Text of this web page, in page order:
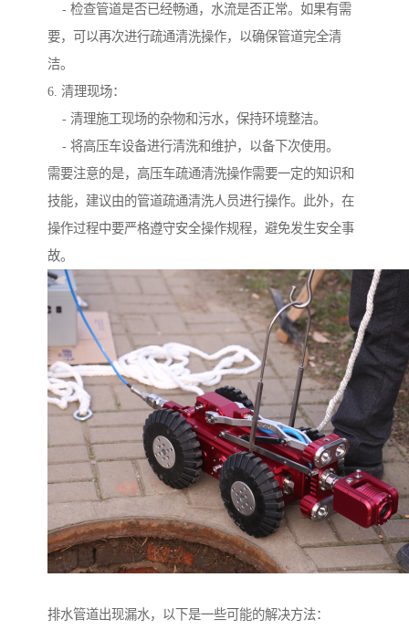
- 检查管道是否已经畅通，水流是否正常。如果有需
要，可以再次进行疏通清洗操作，以确保管道完全清
洁。
6. 清理现场：
- 清理施工现场的杂物和污水，保持环境整洁。
- 将高压车设备进行清洗和维护，以备下次使用。
需要注意的是，高压车疏通清洗操作需要一定的知识和
技能，建议由的管道疏通清洗人员进行操作。此外，在
操作过程中要严格遵守安全操作规程，避免发生安全事
故。
排水管道出现漏水，以下是一些可能的解决方法：